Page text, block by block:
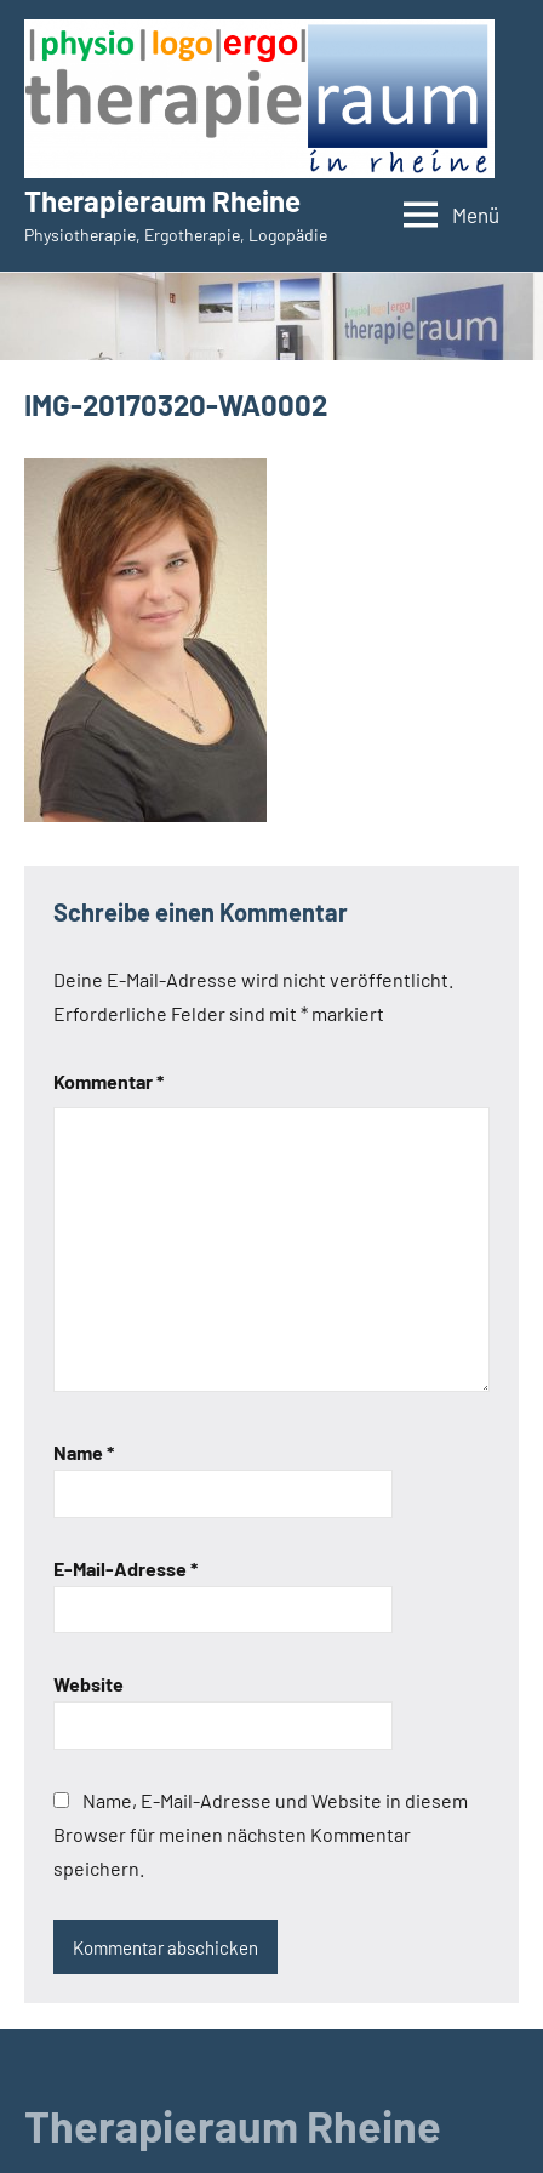
Zum
Inhalt
springen
Therapieraum Rheine
Physiotherapie, Ergotherapie, Logopädie
Menü
IMG-20170320-WA0002
Schreibe einen Kommentar
Deine E-Mail-Adresse wird nicht veröffentlicht.
Erforderliche Felder sind mit * markiert
Kommentar*
Name*
E-Mail-Adresse*
Website
Name, E-Mail-Adresse und Website in diesem
Browser für meinen nächsten Kommentar
speichern.
Therapieraum Rheine